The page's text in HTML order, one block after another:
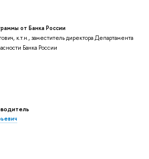
от Банка России
к.т.н., заместитель директора Департамента
Банка России